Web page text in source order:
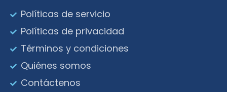
Políticas de servicio
Políticas de privacidad
Términos y condiciones
Quiénes somos
Contáctenos